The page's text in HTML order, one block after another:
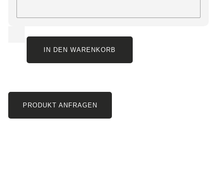
IN DEN WARENKORB
PRODUKT ANFRAGEN